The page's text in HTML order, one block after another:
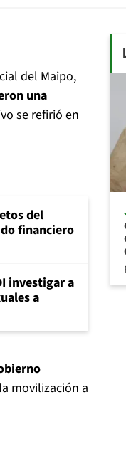
del Maipo,
una
se refirió en
del
financiero
investigar a
a
movilización a